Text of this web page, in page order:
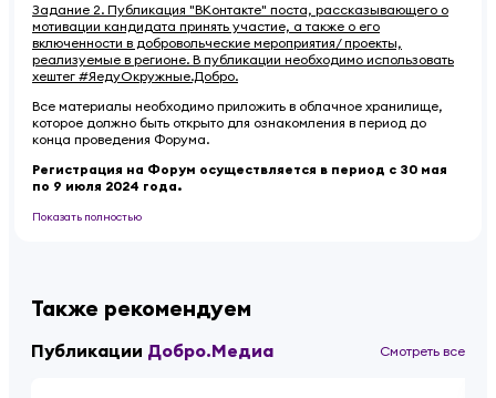
Задание 2. Публикация "ВКонтакте" поста, рассказывающего о
мотивации кандидата принять участие, а также о его
включенности в добровольческие мероприятия/ проекты,
реализуемые в регионе. В публикации необходимо использовать
хештег #ЯедуОкружные.Добро.
Все материалы необходимо приложить в облачное хранилище,
которое должно быть открыто для ознакомления в период до
конца проведения Форума.
Регистрация на Форум осуществляется в период с 30 мая
по 9 июля 2024 года.
Показать полностью
Также рекомендуем
Публикации Добро.Медиа Смотреть все